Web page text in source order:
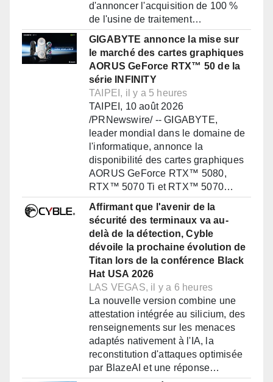
d'annoncer l'acquisition de 100 %
de l'usine de traitement…
GIGABYTE annonce la mise sur
le marché des cartes graphiques
AORUS GeForce RTX™ 50 de la
série INFINITY
TAIPEI, il y a 5 heures
TAIPEI, 10 août 2026
/PRNewswire/ -- GIGABYTE,
leader mondial dans le domaine de
l'informatique, annonce la
disponibilité des cartes graphiques
AORUS GeForce RTX™ 5080,
RTX™ 5070 Ti et RTX™ 5070…
Affirmant que l'avenir de la
sécurité des terminaux va au-
delà de la détection, Cyble
dévoile la prochaine évolution de
Titan lors de la conférence Black
Hat USA 2026
LAS VEGAS, il y a 6 heures
La nouvelle version combine une
attestation intégrée au silicium, des
renseignements sur les menaces
adaptés nativement à l'IA, la
reconstitution d'attaques optimisée
par BlazeAI et une réponse…